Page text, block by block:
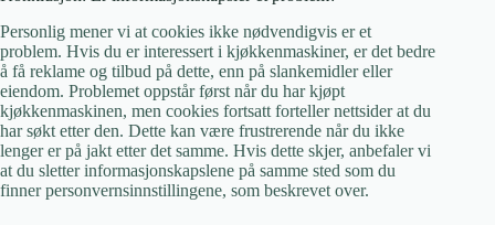
Personlig mener vi at cookies ikke nødvendigvis er et
problem. Hvis du er interessert i kjøkkenmaskiner, er det bedre
å få reklame og tilbud på dette, enn på slankemidler eller
eiendom. Problemet oppstår først når du har kjøpt
kjøkkenmaskinen, men cookies fortsatt forteller nettsider at du
har søkt etter den. Dette kan være frustrerende når du ikke
lenger er på jakt etter det samme. Hvis dette skjer, anbefaler vi
at du sletter informasjonskapslene på samme sted som du
finner personvernsinnstillingene, som beskrevet over.